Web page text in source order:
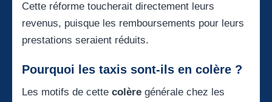
Cette réforme toucherait directement leurs
revenus, puisque les remboursements pour leurs
prestations seraient réduits.
Pourquoi les taxis sont-ils en colère ?
Les motifs de cette colère générale chez les